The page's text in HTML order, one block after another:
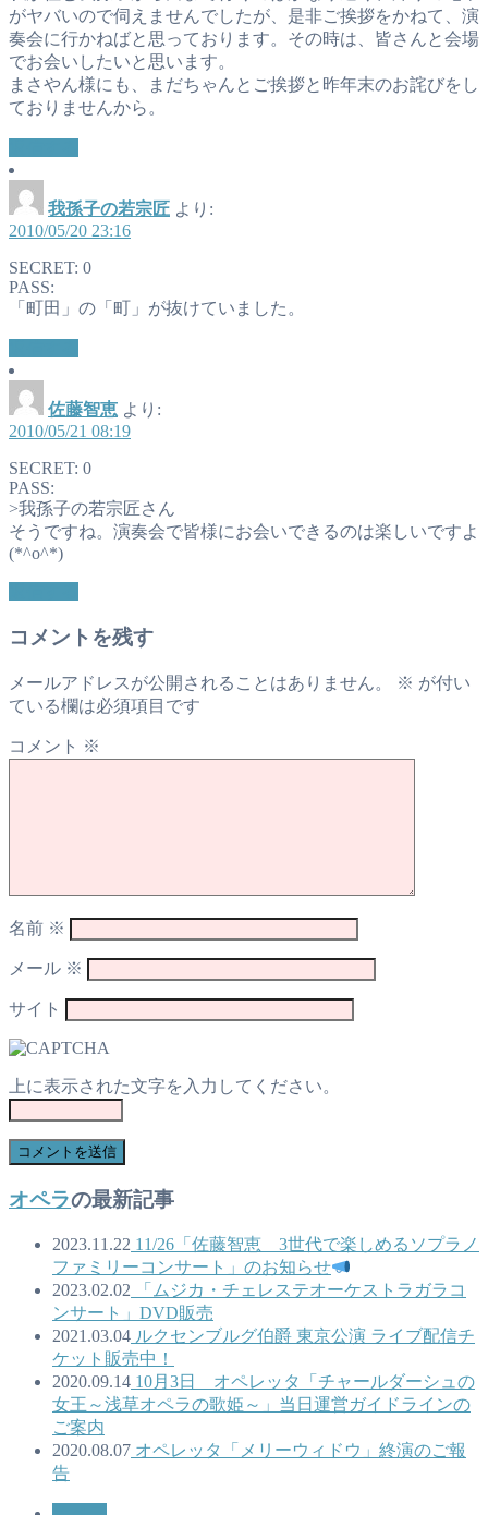
がヤバいので伺えませんでしたが、是非ご挨拶をかねて、演
奏会に行かねばと思っております。その時は、皆さんと会場
でお会いしたいと思います。
まさやん様にも、まだちゃんとご挨拶と昨年末のお詫びをし
ておりませんから。
我孫子の若宗匠 より:
2010/05/20 23:16
SECRET: 0
PASS:
「町田」の「町」が抜けていました。
佐藤智恵 より:
2010/05/21 08:19
SECRET: 0
PASS:
>我孫子の若宗匠さん
そうですね。演奏会で皆様にお会いできるのは楽しいですよ
(*^o^*)
コメントを残す
メールアドレスが公開されることはありません。 ※ が付い
ている欄は必須項目です
コメント ※
名前 ※
メール ※
サイト
上に表示された文字を入力してください。
オペラの最新記事
2023.11.22 11/26「佐藤智恵 3世代で楽しめるソプラノ
ファミリーコンサート」のお知らせ
2023.02.02 「ムジカ・チェレステオーケストラガラコ
ンサート」DVD販売
2021.03.04 ルクセンブルグ伯爵 東京公演 ライブ配信チ
ケット販売中！
2020.09.14 10月3日 オペレッタ「チャールダーシュの
女王～浅草オペラの歌姫～」当日運営ガイドラインの
ご案内
2020.08.07 オペレッタ「メリーウィドウ」終演のご報
告